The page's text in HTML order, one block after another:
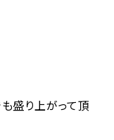
盛り上がって頂